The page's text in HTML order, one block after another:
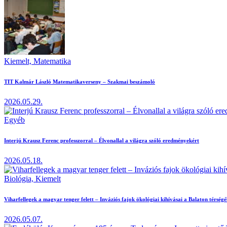
Kiemelt, Matematika
TIT Kalmár László Matematikaverseny – Szakmai beszámoló
2026.05.29.
Egyéb
Interjú Krausz Ferenc professzorral – Élvonallal a világra szóló eredményekért
2026.05.18.
Biológia, Kiemelt
Viharfellegek a magyar tenger felett – Inváziós fajok ökológiai kihívásai a Balaton
2026.05.07.